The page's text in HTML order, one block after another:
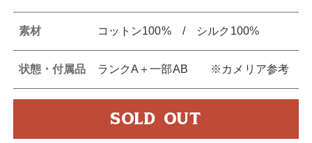
素材 コットン100% / シルク100%
状態・付属品 ランクA＋一部AB ※カメリア参考
SOLD OUT